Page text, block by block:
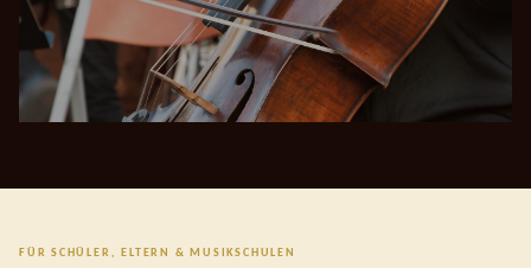
FÜR SCHÜLER, ELTERN & MUSIKSCHULEN